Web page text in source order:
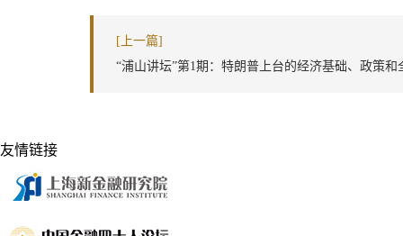
[上一篇]
“浦山讲坛”第1期：特朗普上台的经济基础、政策和
友情链接